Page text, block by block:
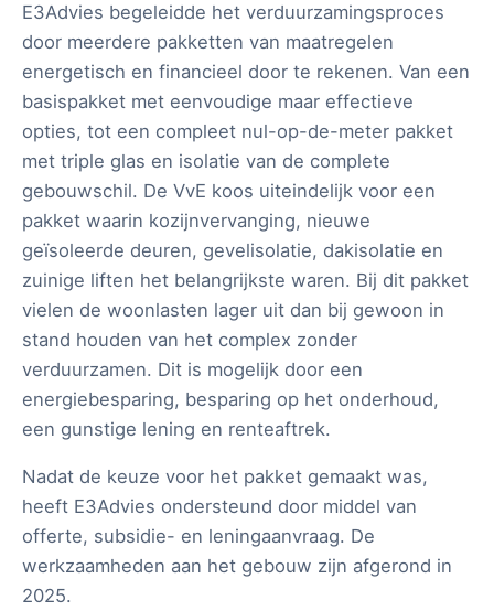
E3Advies begeleidde het verduurzamingsproces
door meerdere pakketten van maatregelen
energetisch en financieel door te rekenen. Van een
basispakket met eenvoudige maar effectieve
opties, tot een compleet nul-op-de-meter pakket
met triple glas en isolatie van de complete
gebouwschil. De VvE koos uiteindelijk voor een
pakket waarin kozijnvervanging, nieuwe
geïsoleerde deuren, gevelisolatie, dakisolatie en
zuinige liften het belangrijkste waren. Bij dit pakket
vielen de woonlasten lager uit dan bij gewoon in
stand houden van het complex zonder
verduurzamen. Dit is mogelijk door een
energiebesparing, besparing op het onderhoud,
een gunstige lening en renteaftrek.
Nadat de keuze voor het pakket gemaakt was,
heeft E3Advies ondersteund door middel van
offerte, subsidie- en leningaanvraag. De
werkzaamheden aan het gebouw zijn afgerond in
2025.